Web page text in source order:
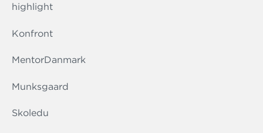
highlight
Konfront
MentorDanmark
Munksgaard
Skoledu